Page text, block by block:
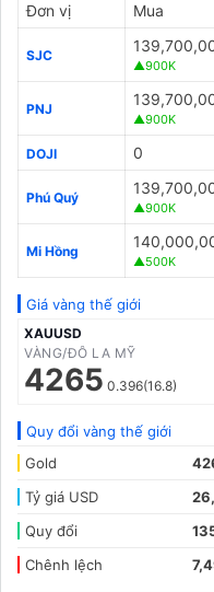
Đơn vị Mua
SJC
▲900K
PNJ
▲900K
DOJI 0
Phú Quý
▲900K
Mi Hồng
▲500K
Giá vàng thế giới
XAUUSD
VÀNG/ĐÔ LA MỸ
4265 0.396(16.8)
Quy đổi vàng thế giới
Gold
Tỷ giá USD
Quy đổi
Chênh lệch